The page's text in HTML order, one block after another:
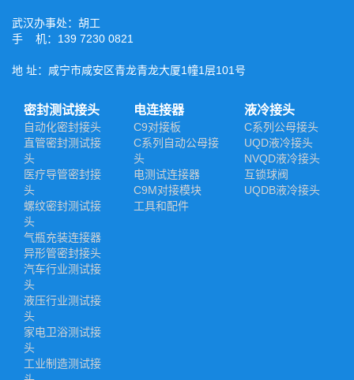
武汉办事处：胡工
手 机：139 7230 0821
地 址：咸宁市咸安区青龙青龙大厦1幢1层101号
密封测试接头
自动化密封接头
直管密封测试接
头
医疗导管密封接
头
螺纹密封测试接
头
气瓶充装连接器
异形管密封接头
汽车行业测试接
头
液压行业测试接
头
家电卫浴测试接
头
工业制造测试接
电连接器
C9对接板
C系列自动公母接
头
电测试连接器
C9M对接模块
工具和配件
液冷接头
C系列公母接头
UQD液冷接头
NVQD液冷接头
互锁球阀
UQDB液冷接头